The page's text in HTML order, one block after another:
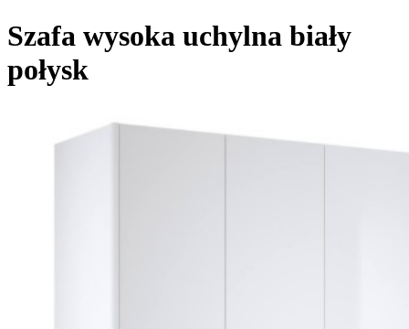
Szafa wysoka uchylna biały
połysk